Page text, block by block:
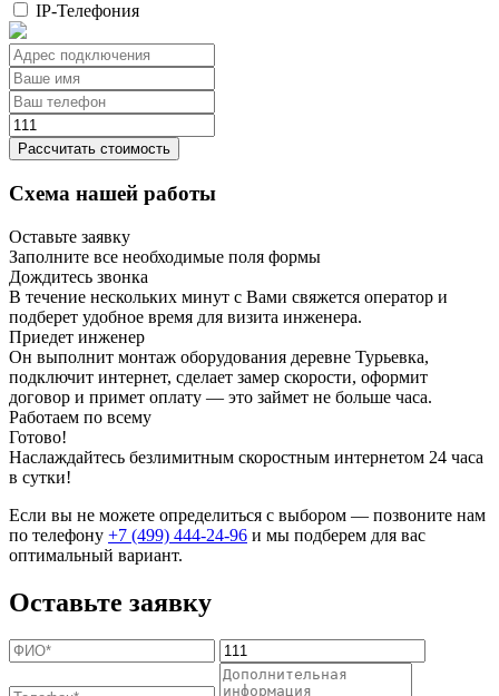
IP-Телефония
Рассчитать стоимость
Схема нашей работы
Оставьте заявку
Заполните все необходимые поля формы
Дождитесь звонка
В течение нескольких минут с Вами свяжется оператор и
подберет удобное время для визита инженера.
Приедет инженер
Он выполнит монтаж оборудования деревне Турьевка,
подключит интернет, сделает замер скорости, оформит
договор и примет оплату — это займет не больше часа.
Работаем по всему
Готово!
Наслаждайтесь безлимитным скоростным интернетом 24 часа
в сутки!
Если вы не можете определиться с выбором — позвоните нам
по телефону +7 (499) 444-24-96 и мы подберем для вас
оптимальный вариант.
Оставьте заявку